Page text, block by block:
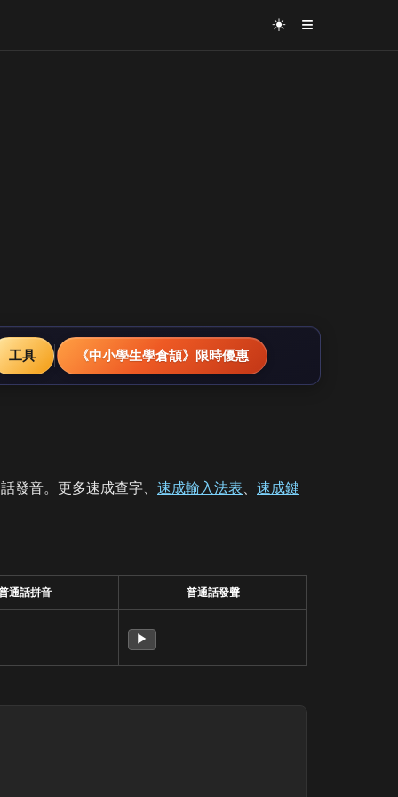
☀ ≡
工具 《中小學生學倉頡》限時優惠
發音。更多速成查字、 速成輸入法表、 速成鍵
通話拼音 普通話發聲
▶